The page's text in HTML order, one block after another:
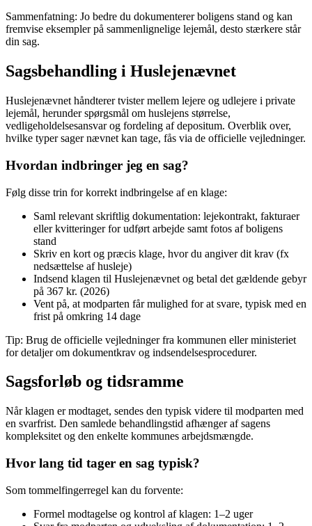
Sammenfatning: Jo bedre du dokumenterer boligens stand og kan
fremvise eksempler på sammenlignelige lejemål, desto stærkere står
din sag.
Sagsbehandling i Huslejenævnet
Huslejenævnet håndterer tvister mellem lejere og udlejere i private
lejemål, herunder spørgsmål om huslejens størrelse,
vedligeholdelsesansvar og fordeling af depositum. Overblik over,
hvilke typer sager nævnet kan tage, fås via de officielle vejledninger.
Hvordan indbringer jeg en sag?
Følg disse trin for korrekt indbringelse af en klage:
Saml relevant skriftlig dokumentation: lejekontrakt, fakturaer
eller kvitteringer for udført arbejde samt fotos af boligens
stand
Skriv en kort og præcis klage, hvor du angiver dit krav (fx
nedsættelse af husleje)
Indsend klagen til Huslejenævnet og betal det gældende gebyr
på 367 kr. (2026)
Vent på, at modparten får mulighed for at svare, typisk med en
frist på omkring 14 dage
Tip: Brug de officielle vejledninger fra kommunen eller ministeriet
for detaljer om dokumentkrav og indsendelsesprocedurer.
Sagsforløb og tidsramme
Når klagen er modtaget, sendes den typisk videre til modparten med
en svarfrist. Den samlede behandlingstid afhænger af sagens
kompleksitet og den enkelte kommunes arbejdsmængde.
Hvor lang tid tager en sag typisk?
Som tommelfingerregel kan du forvente:
Formel modtagelse og kontrol af klagen: 1–2 uger